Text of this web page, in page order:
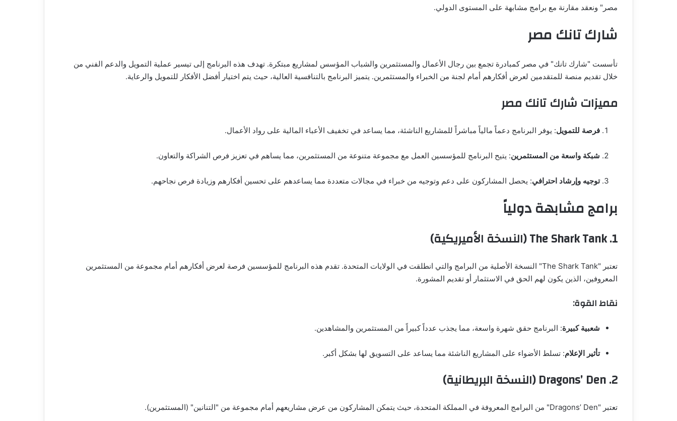
مصر" ونعقد مقارنة مع برامج مشابهة على المستوى الدولي.
شارك تانك مصر
تأسست "شارك تانك" في مصر كمبادرة تجمع بين رجال الأعمال والمستثمرين والشباب المؤسس لمشاريع مبتكرة. تهدف هذه البرنامج إلى تيسير عملية التمويل والدعم الفني من
خلال تقديم منصة للمتقدمين لعرض أفكارهم أمام لجنة من الخبراء والمستثمرين. يتميز البرنامج بالتنافسية العالية، حيث يتم اختيار أفضل الأفكار للتمويل والرعاية.
مميزات شارك تانك مصر
فرصة للتمويل: يوفر البرنامج دعماً مالياً مباشراً للمشاريع الناشئة، مما يساعد في تخفيف الأعباء المالية على رواد الأعمال.
شبكة واسعة من المستثمرين: يتيح البرنامج للمؤسسين العمل مع مجموعة متنوعة من المستثمرين، مما يساهم في تعزيز فرص الشراكة والتعاون.
توجيه وإرشاد احترافي: يحصل المشاركون على دعم وتوجيه من خبراء في مجالات متعددة مما يساعدهم على تحسين أفكارهم وزيادة فرص نجاحهم.
برامج مشابهة دولياً
1. The Shark Tank (النسخة الأميريكية)
تعتبر "The Shark Tank" النسخة الأصلية من البرامج والتي انطلقت في الولايات المتحدة. تقدم هذه البرنامج للمؤسسين فرصة لعرض أفكارهم أمام مجموعة من المستثمرين
المعروفين، الذين يكون لهم الحق في الاستثمار أو تقديم المشورة.
نقاط القوة:
شعبية كبيرة: البرنامج حقق شهرة واسعة، مما يجذب عدداً كبيراً من المستثمرين والمشاهدين.
تأثير الإعلام: تسلط الأضواء على المشاريع الناشئة مما يساعد على التسويق لها بشكل أكبر.
2. Dragons’ Den (النسخة البريطانية)
تعتبر "Dragons’ Den" من البرامج المعروفة في المملكة المتحدة، حيث يتمكن المشاركون من عرض مشاريعهم أمام مجموعة من "التنانين" (المستثمرين).